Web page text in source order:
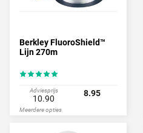
Berkley FluoroShield™
Lijn 270m
Adviesprijs
10.90
8.95
Meerdere opties